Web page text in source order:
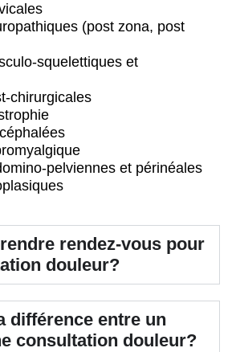
(post zona, post
squelettiques et
chirurgicales
pelviennes et périnéales
rendez-vous pour
douleur?
différence entre un
consultation douleur?